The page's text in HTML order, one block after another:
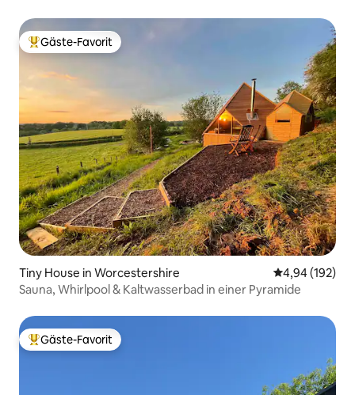
Beliebter Gäste-Favorit.
Gäste-Favorit
Tiny House in Worcestershire
4,94 (192)
Sauna, Whirlpool & Kaltwasserbad in einer Pyramide
Beliebter Gäste-Favorit.
Gäste-Favorit